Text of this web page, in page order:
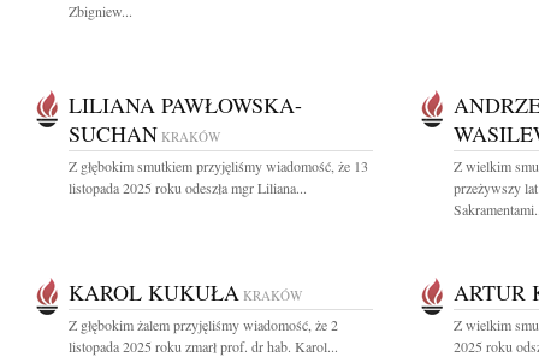
Zbigniew...
LILIANA PAWŁOWSKA-
SUCHAN KRAKÓW
Z głębokim smutkiem przyjęliśmy wiadomość, że 13
listopada 2025 roku odeszła mgr Liliana...
Z wielkim
przeżywszy
KAROL KUKUŁA KRAKÓW
Z głębokim żalem przyjęliśmy wiadomość, że 2
listopada 2025 roku zmarł prof. dr hab. Karol...
ARTUR
Z wielkim
2025 roku